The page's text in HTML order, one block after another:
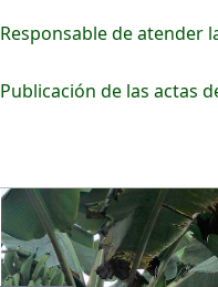
Responsable de atender
Publicación de las actas